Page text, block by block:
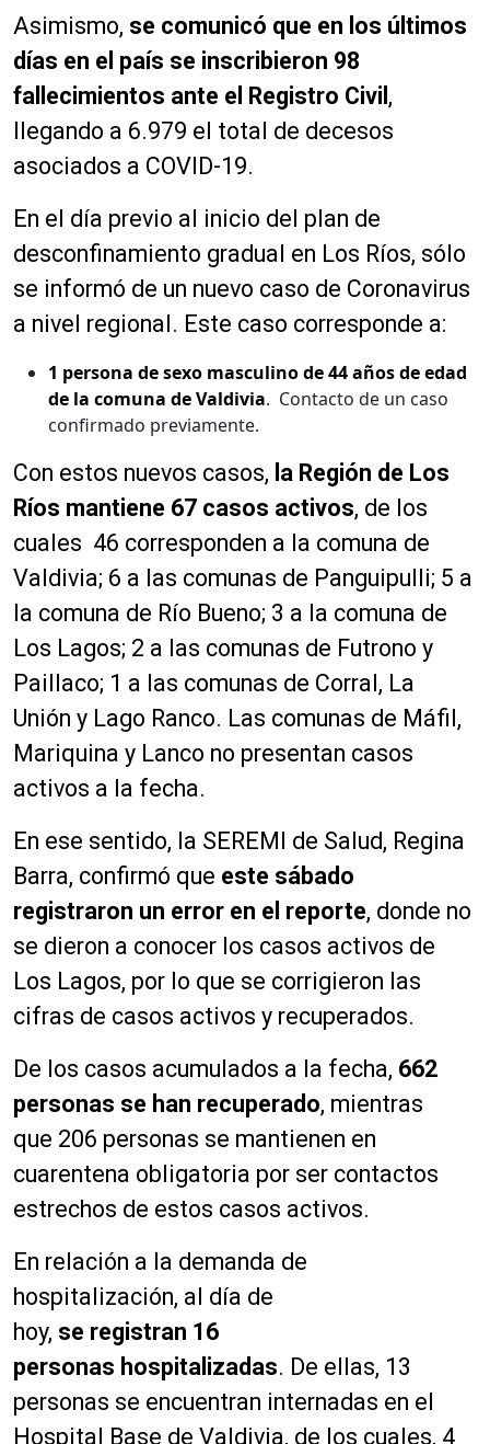
Asimismo, se comunicó que en los últimos
días en el país se inscribieron 98
fallecimientos ante el Registro Civil ,
llegando a 6.979 el total de decesos
asociados a COVID-19.
En el día previo al inicio del plan de
desconfinamiento gradual en Los Ríos, sólo
se informó de un nuevo caso de Coronavirus
a nivel regional. Este caso corresponde a:
1 persona de sexo masculino de 44 años de edad
de la comuna de Valdivia. Contacto de un caso
confirmado previamente.
Con estos nuevos casos, la Región de Los
Ríos mantiene 67 casos activos, de los
cuales 46 corresponden a la comuna de
Valdivia; 6 a las comunas de Panguipulli; 5 a
la comuna de Río Bueno; 3 a la comuna de
Los Lagos; 2 a las comunas de Futrono y
Paillaco; 1 a las comunas de Corral, La
Unión y Lago Ranco. Las comunas de Máfil,
Mariquina y Lanco no presentan casos
activos a la fecha.
En ese sentido, la SEREMI de Salud, Regina
Barra, confirmó que este sábado
registraron un error en el reporte, donde no
se dieron a conocer los casos activos de
Los Lagos, por lo que se corrigieron las
cifras de casos activos y recuperados.
De los casos acumulados a la fecha, 662
personas se han recuperado, mientras
que 206 personas se mantienen en
cuarentena obligatoria por ser contactos
estrechos de estos casos activos.
En relación a la demanda de
hospitalización, al día de
hoy, se registran 16
personas hospitalizadas. De ellas, 13
personas se encuentran internadas en el
Hospital Base de Valdivia, de los cuales, 4